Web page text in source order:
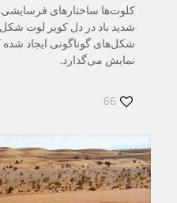
کلوت‌ها ساختارهای
شدید باد در دل کویر لوت شکل
شکل‌های گوناگونی ایجاد
نمایش می‌گذارد.
66